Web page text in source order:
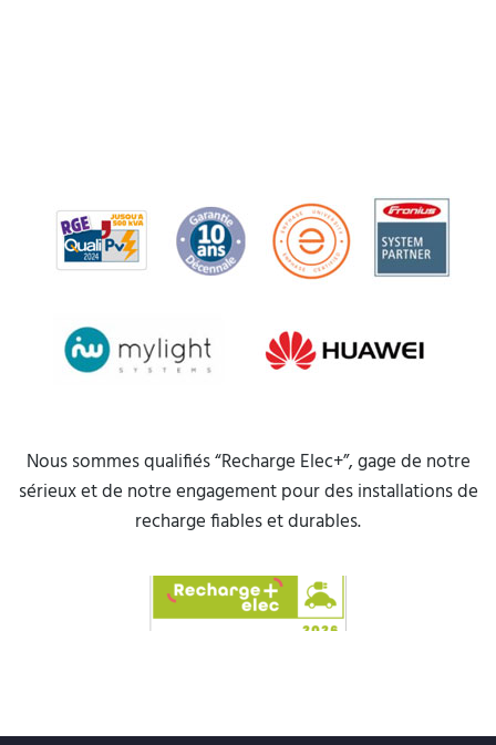
Nous sommes qualifiés “Recharge Elec+”, gage de notre
sérieux et de notre engagement pour des installations de
recharge fiables et durables.